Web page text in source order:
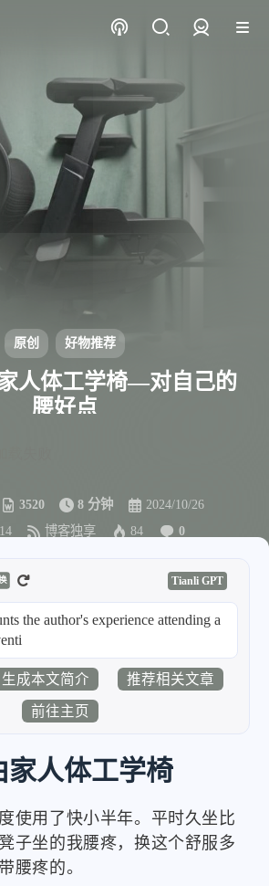
原创 好物推荐
人体工学椅—对自己的
腰好点
3520 8 分钟
2024/10/26
博客独享 84 0
Tianli GPT
the author's experience attending a
during the Dr
生成本文简介 推荐相关文章
前往主页
家人体工学椅
使用了快小半年。平时久坐比
子坐的我腰疼，换这个舒服多
腰疼的。